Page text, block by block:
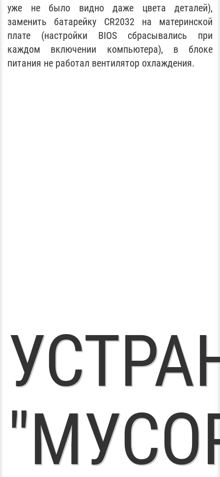
уже не было видно даже цвета деталей),
заменить батарейку CR2032 на материнской
плате (настройки BIOS сбрасывались при
каждом включении компьютера), в блоке
питания не работал вентилятор охлаждения.